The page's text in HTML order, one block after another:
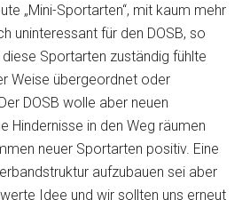
„Mini-Sportarten“, mit kaum mehr
uninteressant für den DOSB, so
Sportarten zuständig fühlte
Weise übergeordnet oder
DOSB wolle aber neuen
Hindernisse in den Weg räumen
neuer Sportarten positiv. Eine
aufzubauen sei aber
Idee und wir sollten uns erneut